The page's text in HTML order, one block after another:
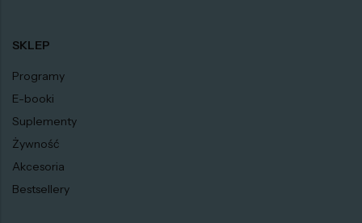
SKLEP
Programy
E-booki
Suplementy
Żywność
Akcesoria
Bestsellery